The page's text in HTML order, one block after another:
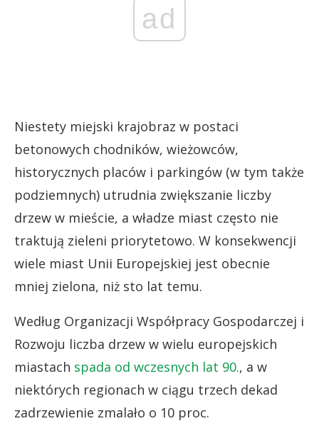
ad
Niestety miejski krajobraz w postaci
betonowych chodników, wieżowców,
historycznych placów i parkingów (w tym także
podziemnych) utrudnia zwiększanie liczby
drzew w mieście, a władze miast często nie
traktują zieleni priorytetowo. W konsekwencji
wiele miast Unii Europejskiej jest obecnie
mniej zielona, niż sto lat temu.
Według Organizacji Współpracy Gospodarczej i
Rozwoju liczba drzew w wielu europejskich
miastach spada od wczesnych lat 90., a w
niektórych regionach w ciągu trzech dekad
zadrzewienie zmalało o 10 proc.